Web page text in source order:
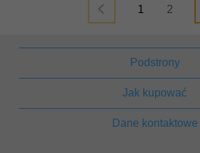
1 2
Podstrony
Jak kupować
Dane kontaktowe